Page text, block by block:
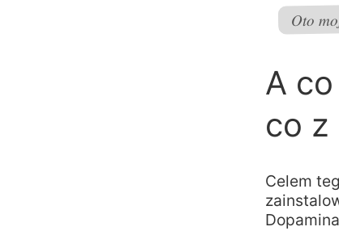
Oto
A
co z
Celem